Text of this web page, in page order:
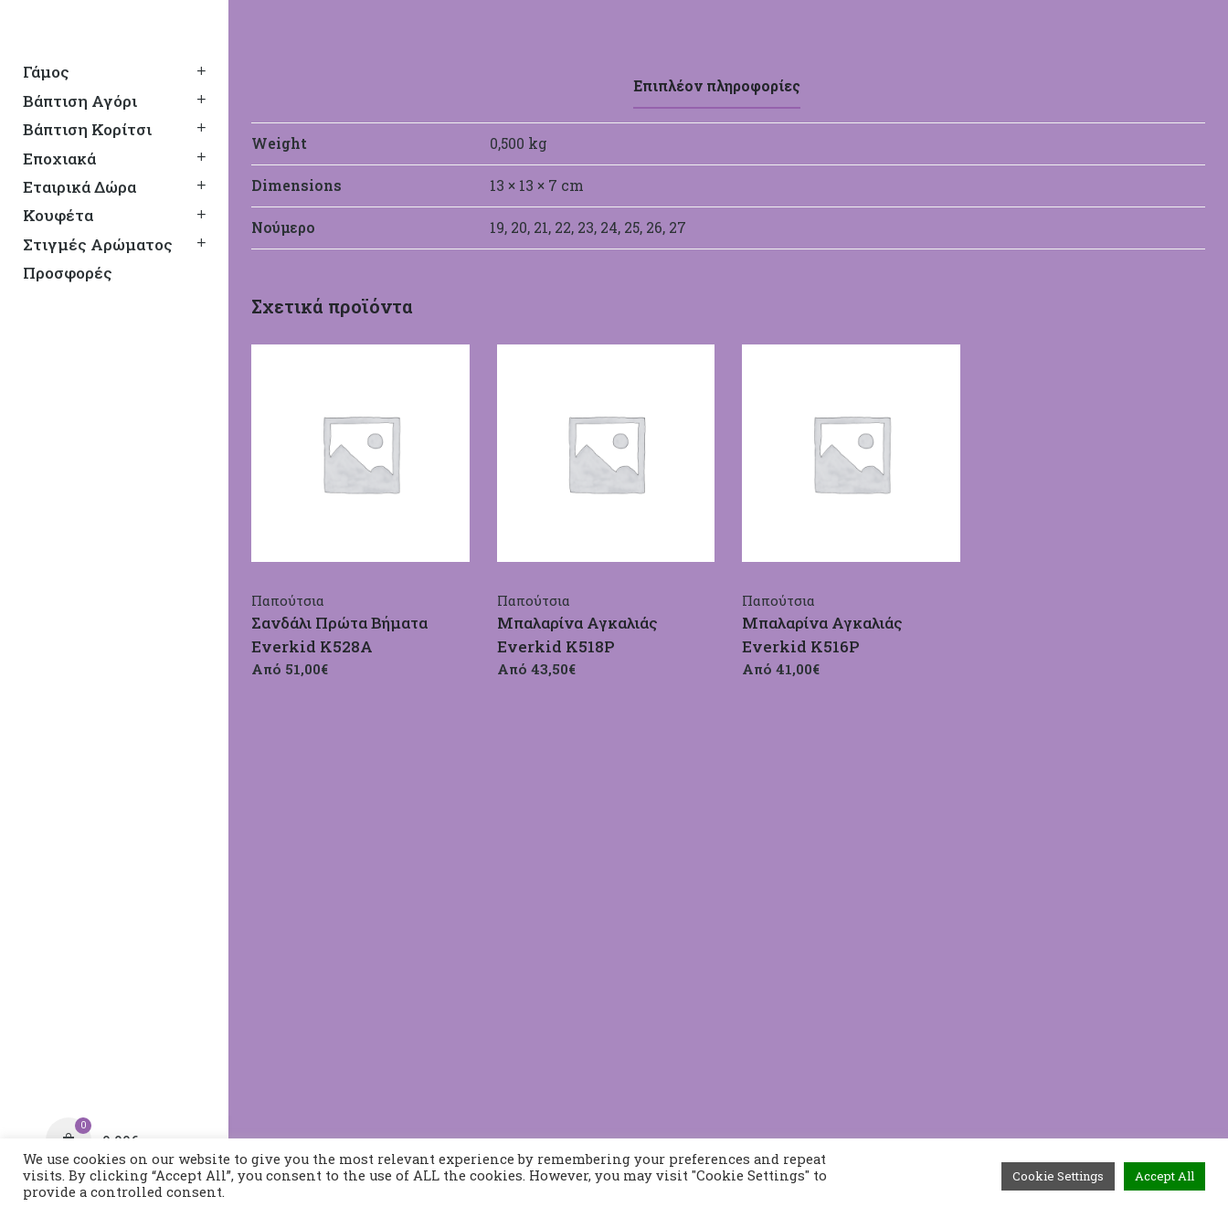
Γάμος
Βάπτιση Αγόρι
Βάπτιση Κορίτσι
Εποχιακά
Εταιρικά Δώρα
Κουφέτα
Στιγμές Αρώματος
Προσφορές
0,00€
0
Επιπλέον πληροφορίες
Weight 0,500 kg
Dimensions 13 × 13 × 7 cm
Νούμερο 19, 20, 21, 22, 23, 24, 25, 26, 27
Σχετικά προϊόντα
Παπούτσια
Σανδάλι Πρώτα Βήματα
Everkid Κ528Α
Από 51,00€
Παπούτσια
Μπαλαρίνα Αγκαλιάς
Everkid Κ518Ρ
Από 43,50€
Παπούτσια
Μπαλαρίνα Αγκαλιάς
Everkid Κ516Ρ
Από 41,00€
We use cookies on our website to give you the most relevant experience by remembering your preferences and repeat
visits. By clicking “Accept All”, you consent to the use of ALL the cookies. However, you may visit "Cookie Settings" to
provide a controlled consent.
Cookie Settings Accept All